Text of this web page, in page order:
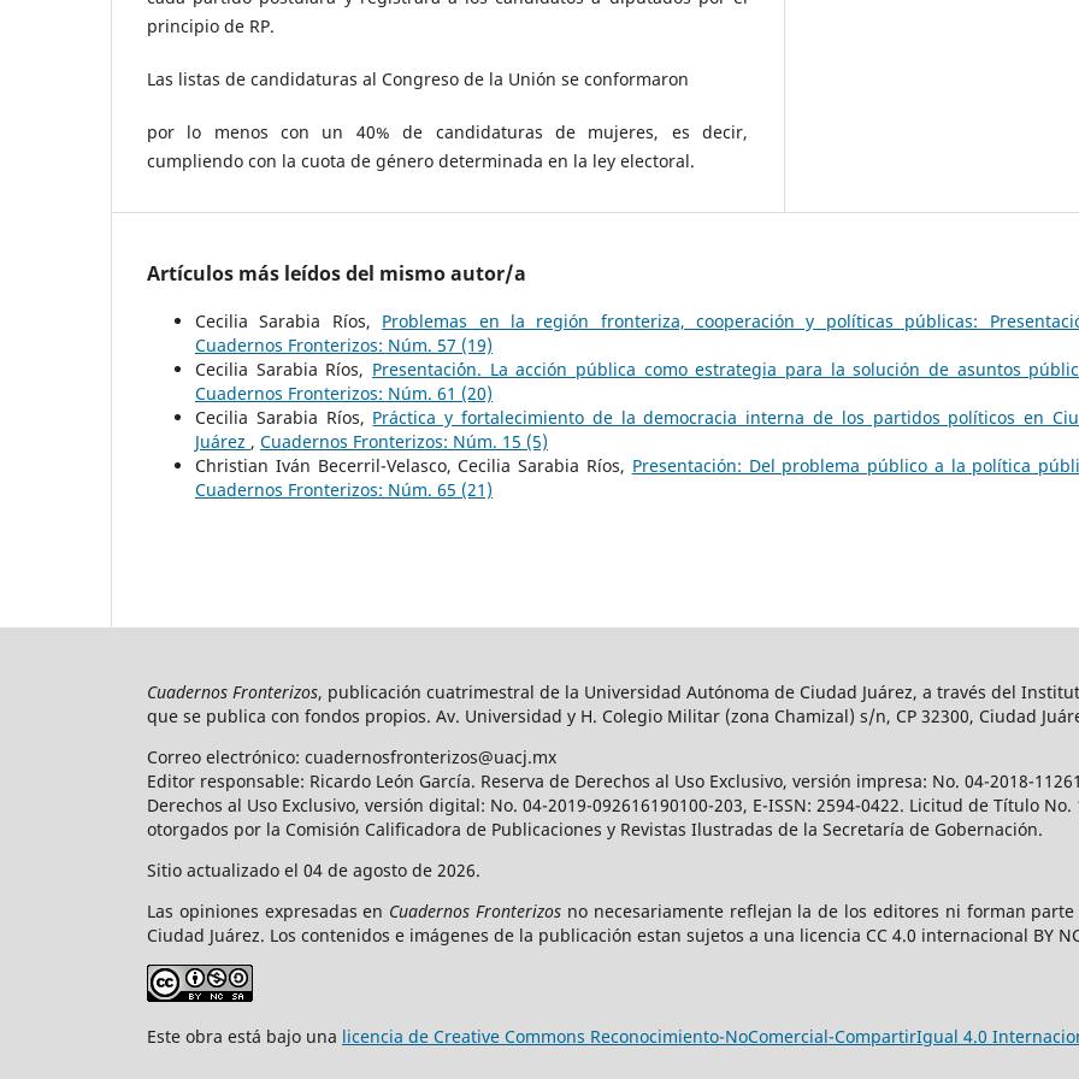
principio de RP.
Las listas de candidaturas al Congreso de la Unión se conformaron
por lo menos con un 40% de candidaturas de mujeres, es decir,
cumpliendo con la cuota de género determinada en la ley electoral.
Artículos más leídos del mismo autor/a
Cecilia Sarabia Ríos, Problemas en la región fronteriza, cooperación y políticas públicas:
Cuadernos Fronterizos: Núm. 57 (19)
Cecilia Sarabia Ríos, Presentaci´ón. La acción pública como estrategia para la solución de asuntos
Cuadernos Fronterizos: Núm. 61 (20)
Cecilia Sarabia Ríos, Práctica y fortalecimiento de la democracia interna de los partidos políticos en
Juárez , Cuadernos Fronterizos: Núm. 15 (5)
Christian Iván Becerril-Velasco, Cecilia Sarabia Ríos, Presentación: Del problema público a la política
Cuadernos Fronterizos: Núm. 65 (21)
Cuadernos Fronterizos, publicación cuatrimestral de la Universidad Autónoma de Ciudad Juárez, a través del
que se publica con fondos propios. Av. Universidad y H. Colegio Militar (zona Chamizal) s/n, CP 32300, Ciudad
Correo electrónico: cuadernosfronterizos@uacj.mx
Editor responsable: Ricardo León García. Reserva de Derechos al Uso Exclusivo, versión impresa: No. 04-2018-
Derechos al Uso Exclusivo, versión digital: No. 04-2019-092616190100-203, E-ISSN: 2594-0422. Licitud de Título
otorgados por la Comisión Calificadora de Publicaciones y Revistas Ilustradas de la Secretaría de Gobernación.
Sitio actualizado el 04 de agosto de 2026.
Las opiniones expresadas en Cuadernos Fronterizos no necesariamente reflejan la de los editores ni forman
Ciudad Juárez. Los contenidos e imágenes de la publicación estan sujetos a una licencia CC 4.0 internacional BY
Este obra está bajo una licencia de Creative Commons Reconocimiento-NoComercial-CompartirIgual 4.0